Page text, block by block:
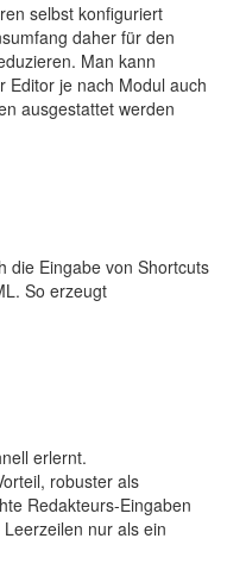
selbst konfiguriert
daher für den
Man kann
Editor je nach Modul auch
ausgestattet werden
die Eingabe von Shortcuts
. So erzeugt
erlernt.
robuster als
Redakteurs-Eingaben
nur als ein